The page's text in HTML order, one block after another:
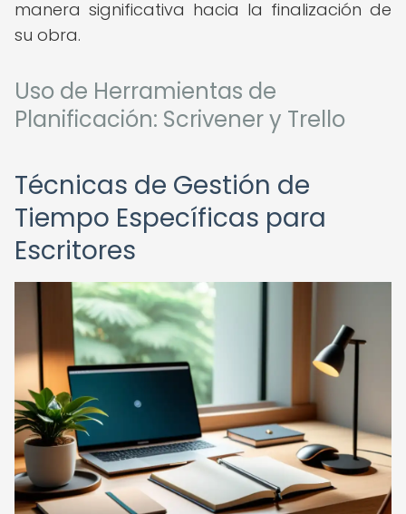
manera significativa hacia la finalización de
su obra.
Uso de Herramientas de
Planificación: Scrivener y Trello
Técnicas de Gestión de
Tiempo Específicas para
Escritores